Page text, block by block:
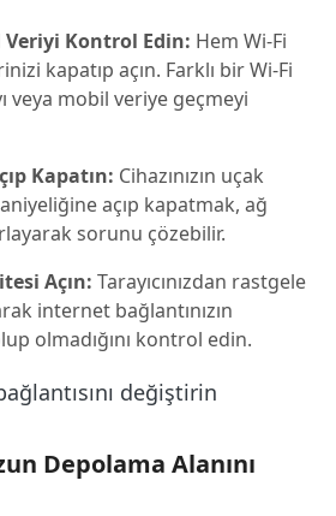
Veriyi Kontrol Edin: Hem Wi-Fi
kapatıp açın. Farklı bir Wi-Fi
veya mobil veriye geçmeyi
Kapatın: Cihazınızın uçak
açıp kapatmak, ağ
sorunu çözebilir.
Açın: Tarayıcınızdan rastgele
internet bağlantınızın
olmadığını kontrol edin.
Depolama Alanını